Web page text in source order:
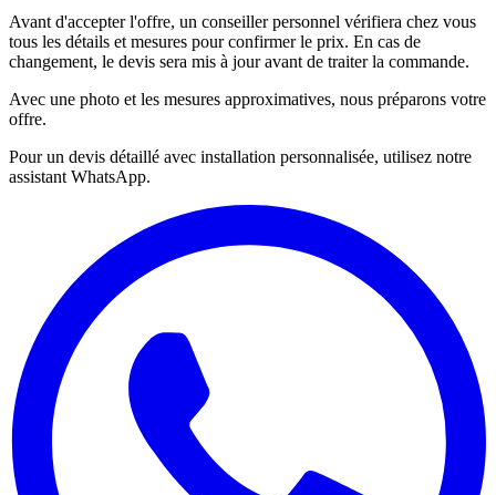
Avant d'accepter l'offre, un conseiller personnel vérifiera chez vous
tous les détails et mesures pour confirmer le prix. En cas de
changement, le devis sera mis à jour avant de traiter la commande.
Avec une photo et les mesures approximatives, nous préparons votre
offre.
Pour un devis détaillé avec installation personnalisée, utilisez notre
assistant WhatsApp.